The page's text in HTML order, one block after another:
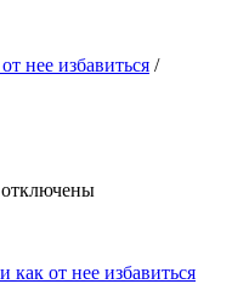
нее избавиться /
отключены
как от нее избавиться